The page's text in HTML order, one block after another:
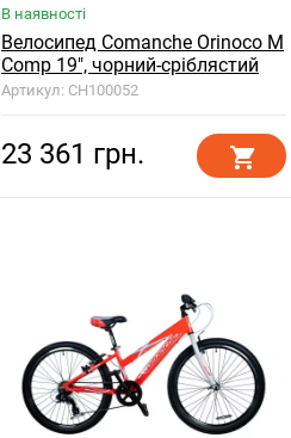
В наявності
Велосипед Comanche Orinoco M
Comp 19", чорний-сріблястий
Артикул: CH100052
23 361 грн.